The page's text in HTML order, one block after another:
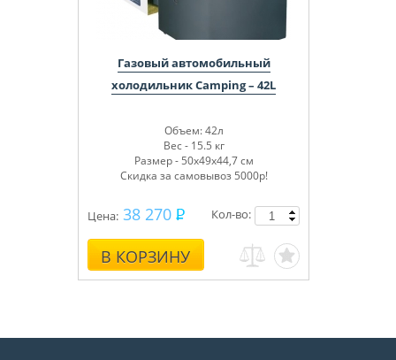
Газовый автомобильный
холодильник Camping – 42L
Объем: 42л
Вес - 15.5 кг
Размер - 50х49х44,7 см
Скидка за самовывоз 5000р!
Цена: 38 270
В КОРЗИНУ
Кол-во: